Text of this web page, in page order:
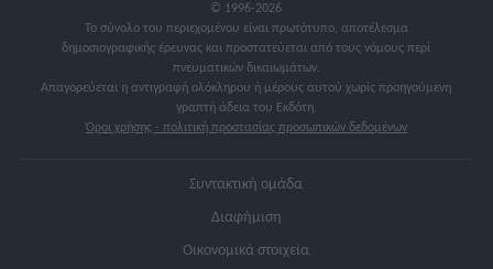
© 1996-2026
Το σύνολο του περιεχομένου είναι πρωτότυπο, αποτέλεσμα
δημοσιογραφικής έρευνας και προστατεύεται από τους νόμους περί
πνευματικών δικαιωμάτων.
Απαγορεύεται η αντιγραφή ολόκληρου ή μέρους αυτού χωρίς προηγούμενη
γραπτή άδεια του Εκδότη.
Όροι χρήσης - πολιτική προστασίας προσωπικών δεδομένων
Συντακτική ομάδα
Διαφήμιση
Οικονομικά στοιχεία